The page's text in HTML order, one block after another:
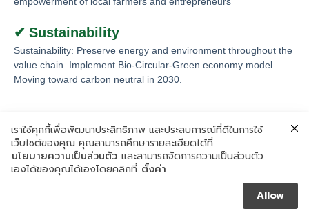
✔ Sustainability
Sustainability: Preserve energy and environment throughout the
value chain. Implement Bio-Circular-Green economy model.
Moving toward carbon neutral in 2030.
เราใช้คุกกี้เพื่อพัฒนาประสิทธิภาพ และประสบการณ์ที่ดีในการใช้
เว็บไซต์ของคุณ คุณสามารถศึกษารายละเอียดได้ที่
นโยบายความเป็นส่วนตัว และสามารถจัดการความเป็นส่วนตัว
เองได้ของคุณได้เองโดยคลิกที่ ตั้งค่า
Allow